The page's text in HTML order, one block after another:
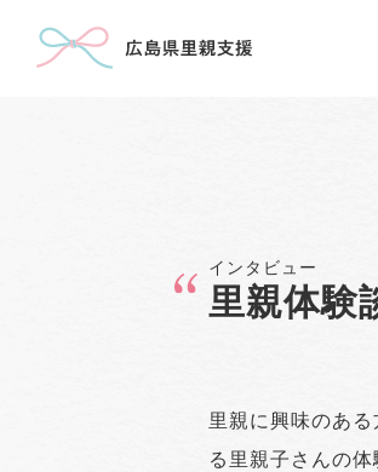
里親体験
里親に興味のあ
る里親子さんの